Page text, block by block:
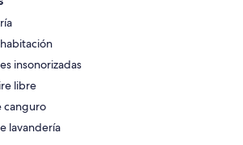
insonorizadas
libre
canguro
lavandería